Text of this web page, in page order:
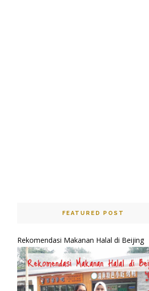
FEATURED POST
Rekomendasi Makanan Halal di Beijing